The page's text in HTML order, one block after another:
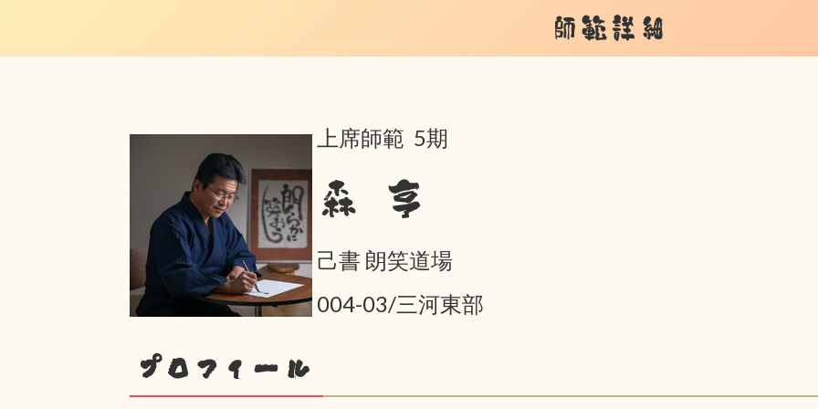
師範詳細
上席師範 5期
森 亨
己書 朗笑道場
004-03/三河東部
プロフィール